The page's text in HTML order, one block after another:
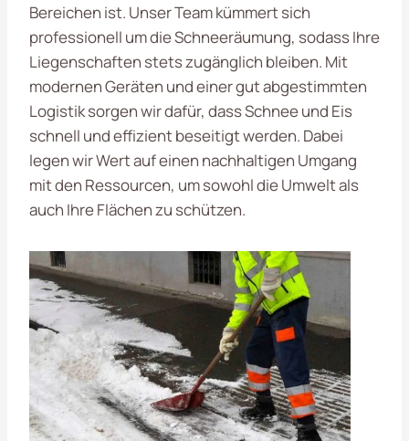
Bereichen ist. Unser Team kümmert sich
professionell um die Schneeräumung, sodass Ihre
Liegenschaften stets zugänglich bleiben. Mit
modernen Geräten und einer gut abgestimmten
Logistik sorgen wir dafür, dass Schnee und Eis
schnell und effizient beseitigt werden. Dabei
legen wir Wert auf einen nachhaltigen Umgang
mit den Ressourcen, um sowohl die Umwelt als
auch Ihre Flächen zu schützen.